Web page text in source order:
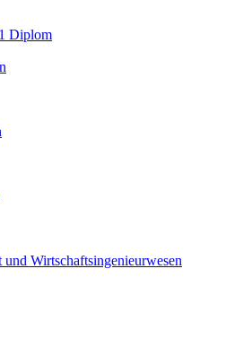
Diplom
Wirtschaftsingenieurwesen